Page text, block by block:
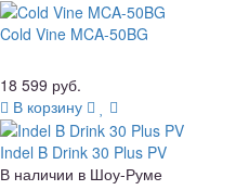
Cold Vine MCA-50BG
18 599 руб.
В корзину
Indel B Drink 30 Plus PV
В наличии в Шоу-Руме